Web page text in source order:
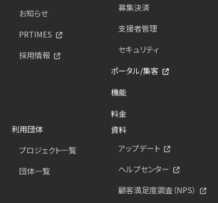
お知らせ
PRTIMES
採用情報
募集決済
支援者管理
セキュリティ
ポータル/集客
機能
料金
利用団体
プロジェクト一覧
団体一覧
資料
アップデート
ヘルプセンター
顧客満足度調査（NPS）